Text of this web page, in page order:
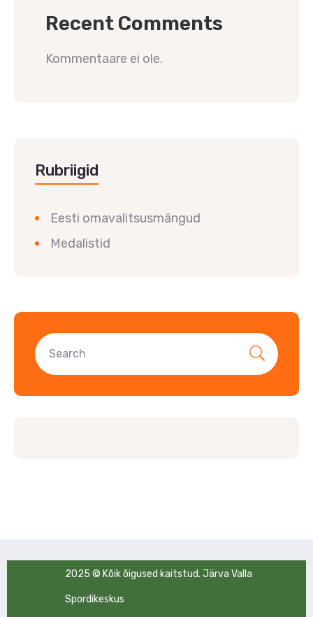
Recent Comments
Kommentaare ei ole.
Rubriigid
Eesti omavalitsusmängud
Medalistid
2025 © Kõik õigused kaitstud. Järva Valla
Spordikeskus